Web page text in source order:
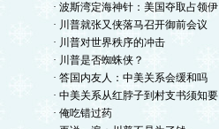
· 波斯湾定海神针：美国夺取占领伊
· 川普就张又侠落马召开御前会议
· 川普对世界秩序的冲击
· 川普是否蜘蛛侠？
· 答国内友人：中美关系会缓和吗
· 中美关系从红脖子到村支书须知要
· 俺吃错过药